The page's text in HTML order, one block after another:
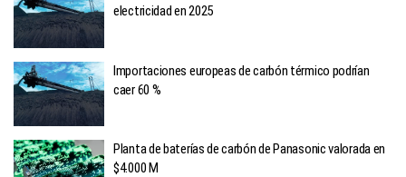
electricidad en 2025
Importaciones europeas de carbón térmico podrían
caer 60 %
Planta de baterías de carbón de Panasonic valorada en
$4.000 M